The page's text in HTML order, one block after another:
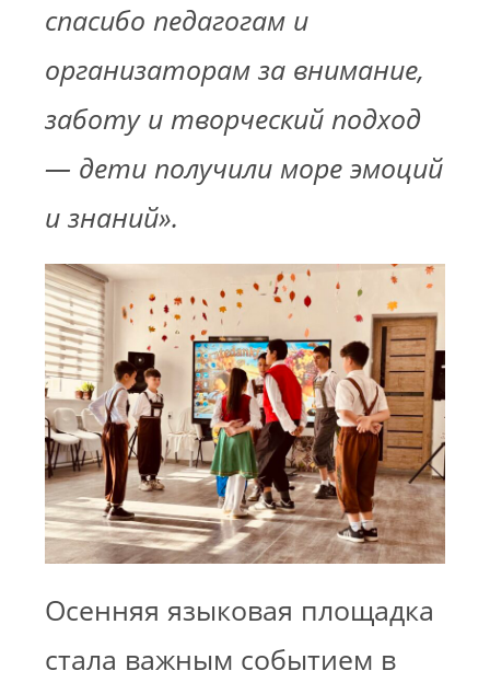
спасибо педагогам и
организаторам за внимание,
заботу и творческий подход
— дети получили море эмоций
и знаний».
Осенняя языковая площадка
стала важным событием в